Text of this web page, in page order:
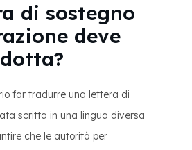
di sostegno
deve
far tradurre una lettera di
scritta in una lingua diversa
che le autorità per